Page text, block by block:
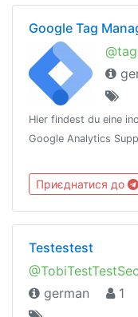
Hier findest du eine
Google Analytics
Приєднатися до
Testestest
german
1